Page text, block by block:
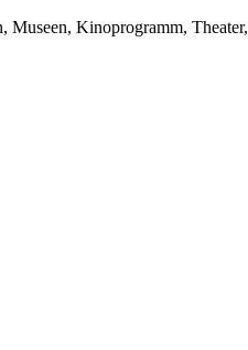
Museen, Kinoprogramm, Theater,